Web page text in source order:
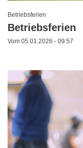
Betriebsferien
Betriebsferien
Vom 05.01.2026 - 09:57